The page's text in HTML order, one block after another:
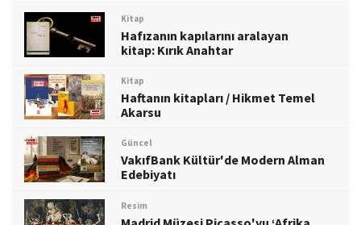
Kitap
Hafızanın kapılarını aralayan
kitap: Kırık Anahtar
Kitap
Haftanın kitapları / Hikmet Temel
Akarsu
Güncel
VakıfBank Kültür'de Modern Alman
Edebiyatı
Resim